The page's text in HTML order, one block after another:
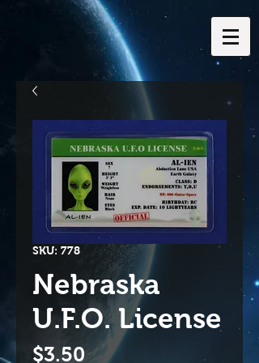
SKU: 778
Nebraska
U.F.O. License
$3.50Price